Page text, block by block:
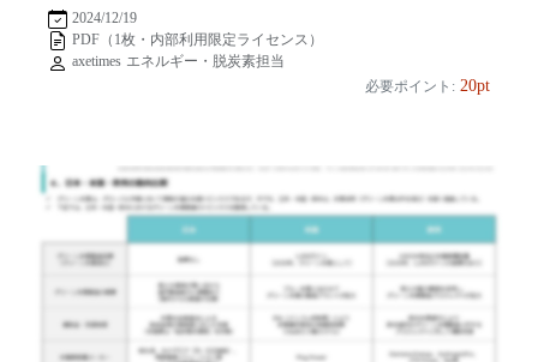
2024/12/19
PDF（1枚・内部利用限定ライセンス）
axetimes エネルギー・脱炭素担当
必要ポイント: 20pt